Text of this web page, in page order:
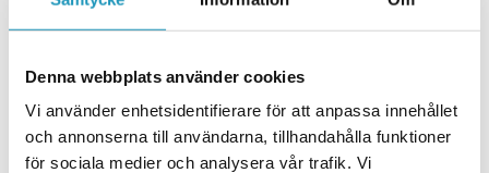
Denna webbplats använder cookies
Vi använder enhetsidentifierare för att anpassa innehållet
och annonserna till användarna, tillhandahålla funktioner
för sociala medier och analysera vår trafik. Vi
BUTIKSLAGER 0 I LAGER
Lägsta pris de senaste 30-dagarna: 152 kr
Leverans- & Returinformation